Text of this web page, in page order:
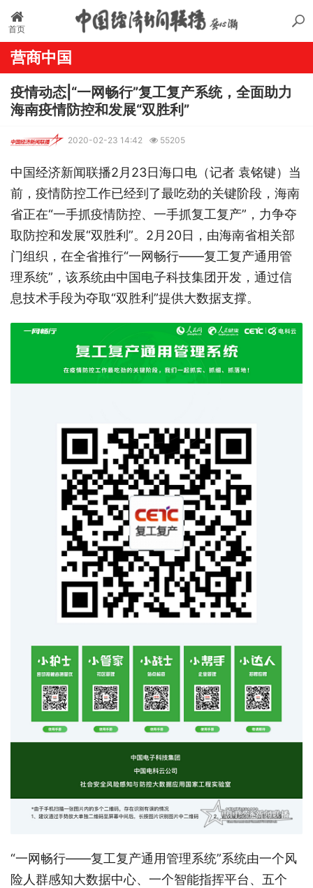
首页
营商中国
疫情动态|“一网畅行”复工复产系统，全面助力
海南疫情防控和发展“双胜利”
2020-02-23 14:42 55205
中国经济新闻联播2月23日海口电（记者 袁铭键）当
前，疫情防控工作已经到了最吃劲的关键阶段，海南
省正在“一手抓疫情防控、一手抓复工复产”，力争夺
取防控和发展“双胜利”。2月20日，由海南省相关部
门组织，在全省推行“一网畅行——复工复产通用管
理系统”，该系统由中国电子科技集团开发，通过信
息技术手段为夺取“双胜利”提供大数据支撑。
“一网畅行——复工复产通用管理系统”系统由一个风
险人群感知大数据中心、一个智能指挥平台、五个